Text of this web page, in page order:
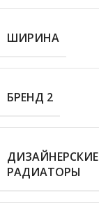
ШИРИНА
БРЕНД 2
ДИЗАЙНЕРСКИЕ
РАДИАТОРЫ